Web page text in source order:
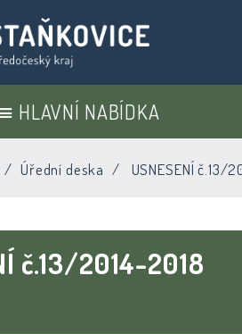
HLAVNÍ NABÍDKA
Úřední deska USNESENÍ č.13/
č.13/2014-2018